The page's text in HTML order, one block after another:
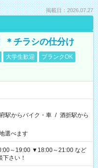
掲載日：2026.07.27
＊チラシの仕分け
大学生歓迎
ブランクOK
駅からバイク・車 / 酒折駅から
選べます
さい！